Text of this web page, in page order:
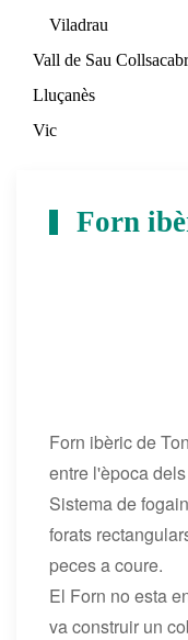
Viladrau
Vall de Sau
Lluçanès
Vic
Forn
Forn ibèric de
entre l'època
Sistema de
forats
peces a coure.
El Forn no esta
va construir un